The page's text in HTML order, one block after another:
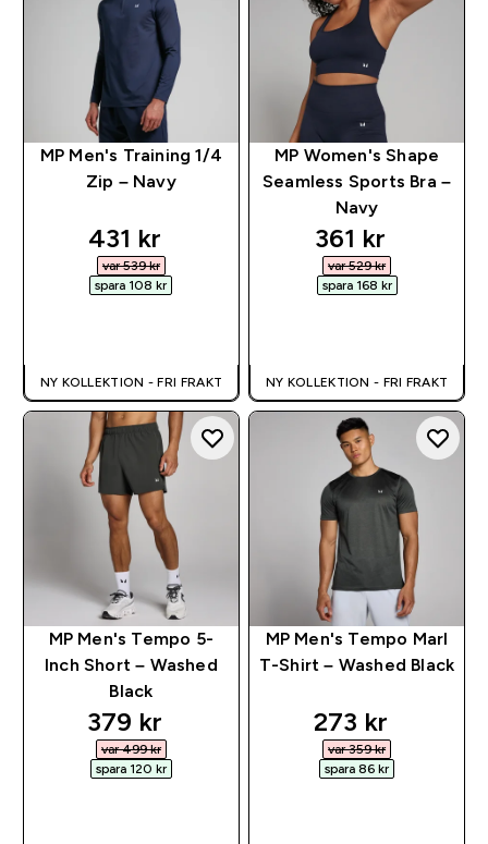
MP Men's Training 1/4
Zip – Navy
discounted price
431 kr‎
var 539 kr‎
spara 108 kr‎
NY KOLLEKTION - FRI FRAKT
MP Women's Shape
Seamless Sports Bra –
Navy
discounted
361 kr‎
var 529 kr‎
spara 168 kr‎
NY KOLLEKTION - FRI FRAKT
MP Men's Tempo 5-
Inch Short – Washed
Black
discounted price
379 kr‎
var 499 kr‎
spara 120 kr‎
MP Men's Tempo Marl
T-Shirt – Washed Black
discounted
273 kr‎
var 359 kr‎
spara 86 kr‎